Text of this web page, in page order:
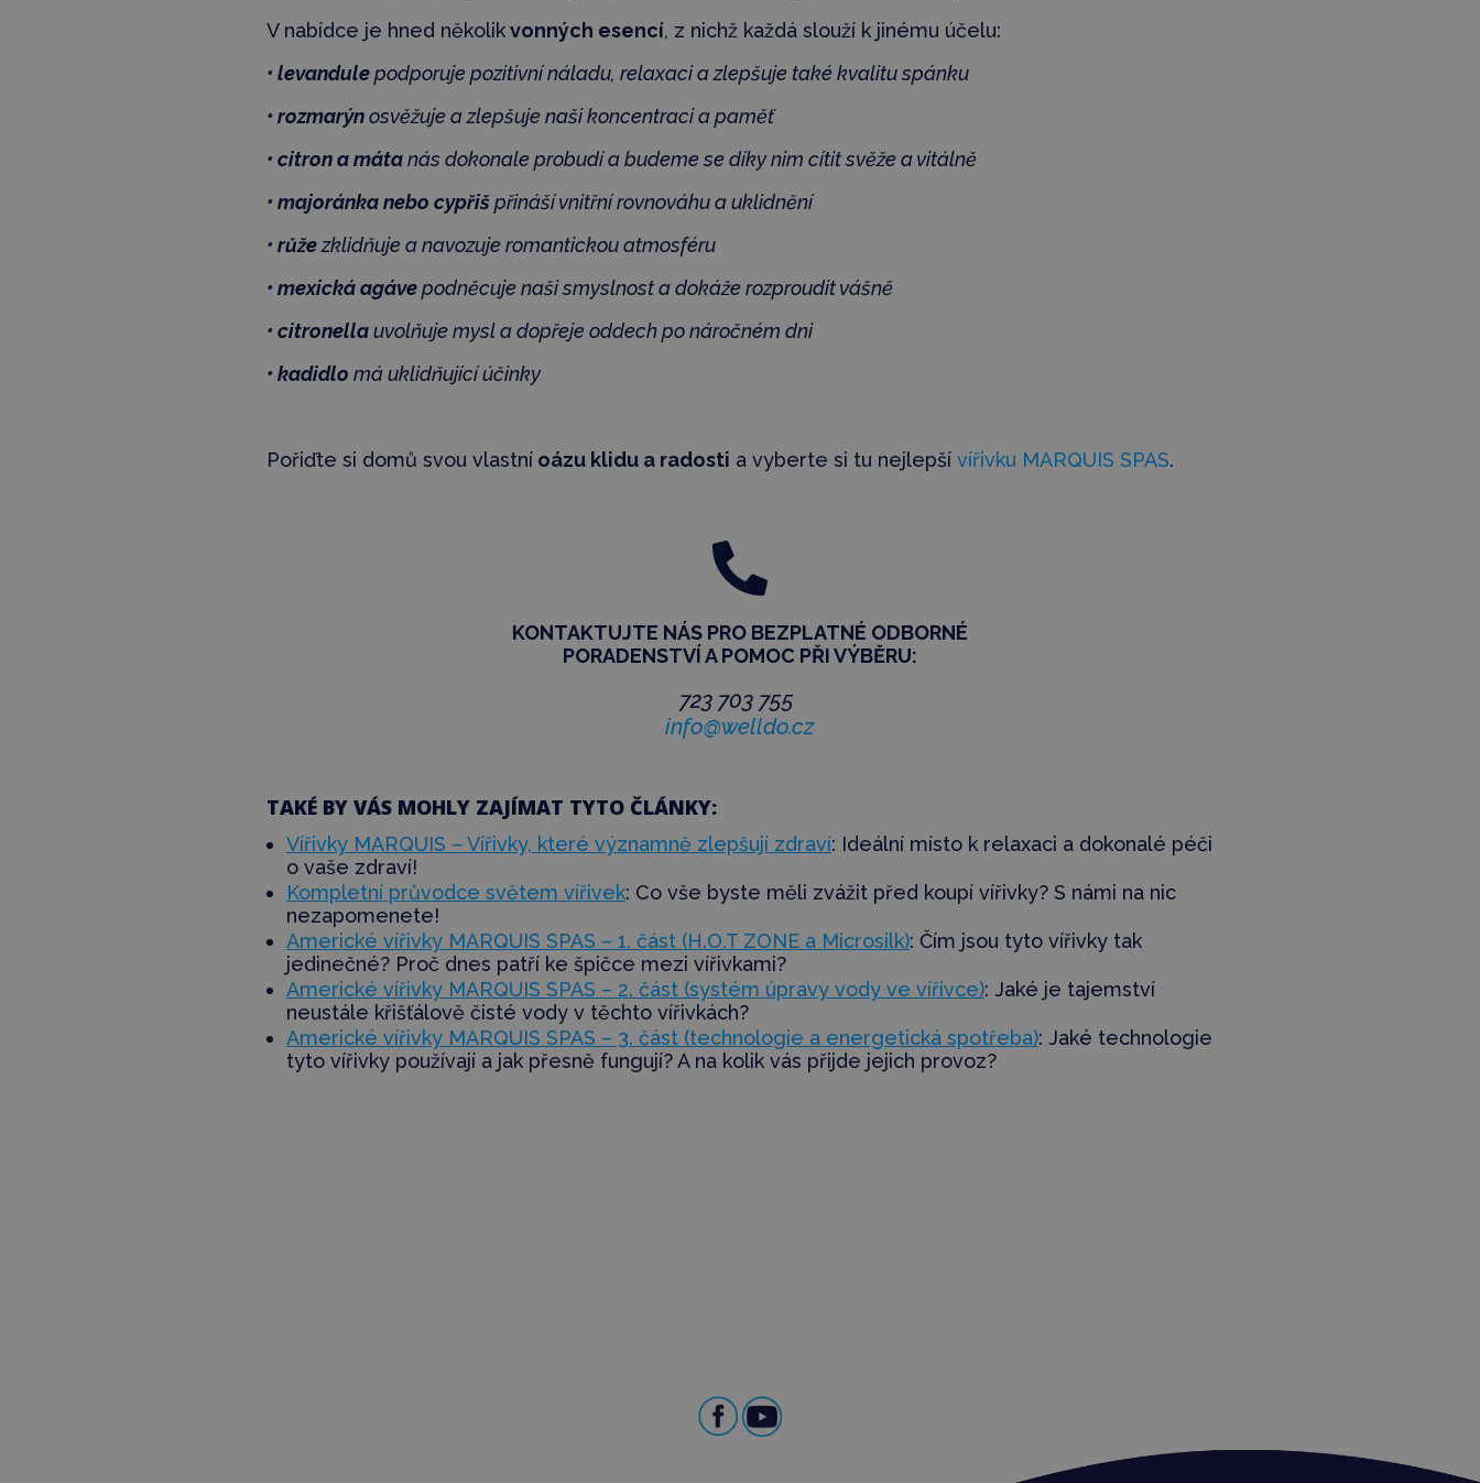
V nabídce je hned několikvonných esencí, z nichž každá slouží k jinému účelu:
• levandulepodporuje pozitivní náladu, relaxaci a zlepšuje také kvalitu spánku
• rozmarýnosvěžuje a zlepšuje naši koncentraci a paměť
• citron a mátanás dokonale probudí a budeme se díky nim cítit svěže a vitálně
• majoránka nebo cypřišpřináší vnitřní rovnováhu a uklidnění
• růžezklidňuje a navozuje romantickou atmosféru
• mexická agávepodněcuje naši smyslnost a dokáže rozproudit vášně
• citronellauvolňuje mysl a dopřeje oddech po náročném dni
• kadidlo má uklidňující účinky
Pořiďte si domů svou vlastníoázu klidu a radosti a vyberte si tu nejlepší vířivku MARQUIS SPAS.

KONTAKTUJTE NÁS PRO BEZPLATNÉ ODBORNÉ
PORADENSTVÍA POMOC PŘI VÝBĚRU:
723 703 755
info@welldo.cz
TAKÉ BY VÁS MOHLY ZAJÍMAT TYTO ČLÁNKY:
Vířivky MARQUIS – Vířivky, které významně zlepšují zdraví: Ideální místo k relaxaci a dokonalé péči
o vaše zdraví!
Kompletní průvodce světem vířivek: Co vše byste měli zvážit před koupí vířivky? S námi na nic
nezapomenete!
Americké vířivky MARQUIS SPAS – 1. část (H.O.T ZONE a Microsilk): Čím jsou tyto vířivky tak
jedinečné? Proč dnes patří ke špičce mezi vířivkami?
Americké vířivky MARQUIS SPAS – 2. část (systém úpravy vody ve vířivce): Jaké je tajemství
neustále křišťálově čisté vody v těchto vířivkách?
Americké vířivky MARQUIS SPAS – 3. část (technologie a energetická spotřeba): Jaké technologie
tyto vířivky používají a jak přesně fungují? A na kolik vás přijde jejich provoz?